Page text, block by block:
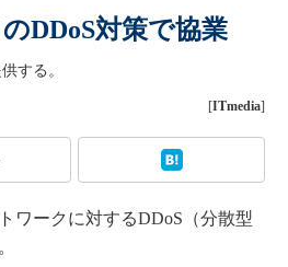
DDoS対策で協業
する。
[ITmedia]
ワークに対するDDoS（分散型